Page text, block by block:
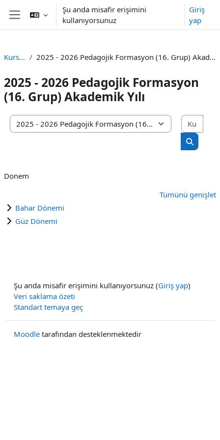
Yan panel
Şu anda misafir erişimini
kullanıyorsunuz
Giriş
yap
Kurslar 2025 - 2026 Pedagojik Formasyon (16. Grup) Akademik Yılı
2025 - 2026 Pedagojik Formasyon
(16. Grup) Akademik Yılı
Kurs Kategorileri
Kursları
Donem
Tümünü genişlet
Bahar Dönemi
Güz Dönemi
Şu anda misafir erişimini kullanıyorsunuz (Giriş yap)
Veri saklama özeti
Standart temaya geç
Moodle tarafından desteklenmektedir